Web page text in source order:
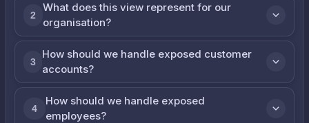
2
What does this view represent for our
organisation?
3
How should we handle exposed customer
accounts?
4
How should we handle exposed
employees?